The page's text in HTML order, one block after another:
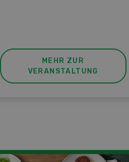
MEHR ZUR
VERANSTALTUNG